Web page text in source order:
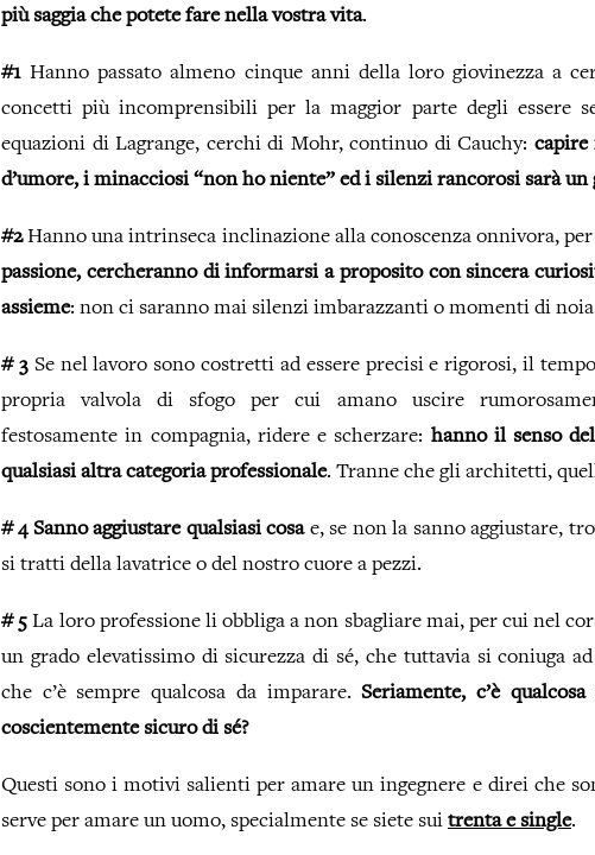
più saggia che potete fare nella vostra vita.
#1 Hanno passato almeno cinque anni della loro giovinezza a
concetti più incomprensibili per la maggior parte degli essere
equazioni di Lagrange, cerchi di Mohr, continuo di Cauchy:
d’umore, i minacciosi “non ho niente” ed i silenzi rancorosi sarà un
#2Hanno una intrinseca inclinazione alla conoscenza onnivora,
passione, cercheranno di informarsi a proposito con sincera
assieme: non ci saranno mai silenzi imbarazzanti o momenti di
# 3Se nel lavoro sono costretti ad essere precisi e rigorosi, il
propria valvola di sfogo per cui amano uscire
festosamente in compagnia, ridere e scherzare: hanno il senso
qualsiasi altra categoria professionale. Tranne che gli architetti,
# 4 Sanno aggiustare qualsiasi cosae, se non la sanno aggiustare,
si tratti della lavatrice o del nostro cuore a pezzi.
# 5 La loro professione li obbliga a non sbagliare mai, per cui nel
un grado elevatissimo di sicurezza di sé, che tuttavia si coniuga ad
che c’è sempre qualcosa da imparare.Seriamente, c’è
coscientemente sicuro di sé?
Questi sono i motivi salienti per amare un ingegnere e direi che
serve per amare un uomo, specialmente se siete sui trenta e single.